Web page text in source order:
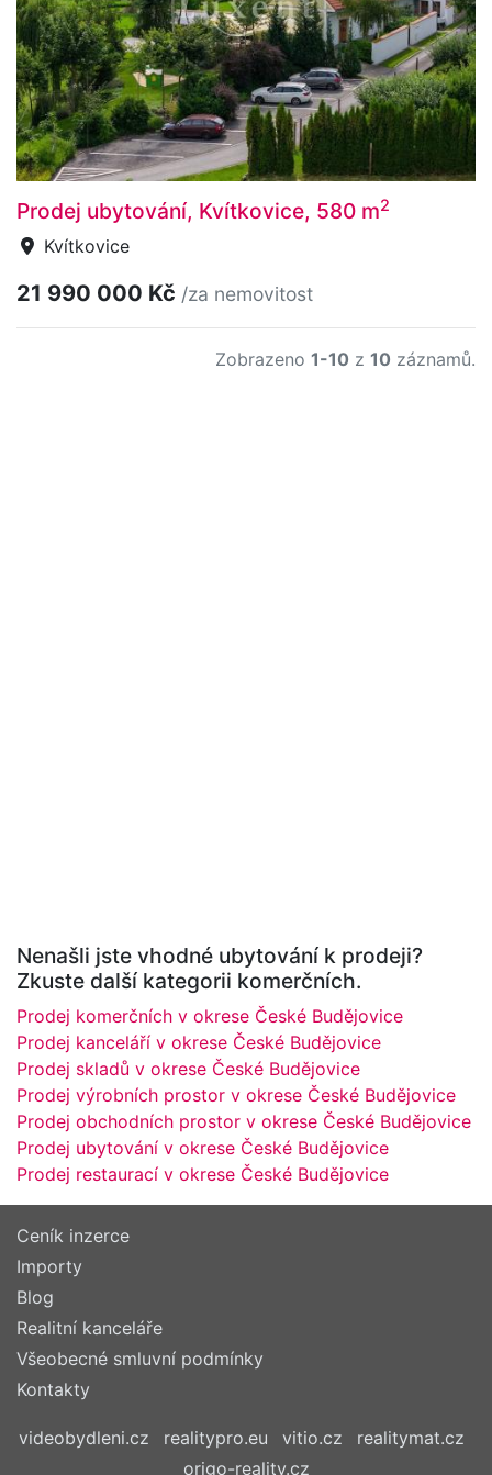
Prodej ubytování, Kvítkovice, 580 m2
Kvítkovice
21 990 000 Kč /za nemovitost
Zobrazeno 1-10 z 10 záznamů.
Nenašli jste vhodné ubytování k prodeji?
Zkuste další kategorii komerčních.
Prodej komerčních v okrese České Budějovice
Prodej kanceláří v okrese České Budějovice
Prodej skladů v okrese České Budějovice
Prodej výrobních prostor v okrese České Budějovice
Prodej obchodních prostor v okrese České Budějovice
Prodej ubytování v okrese České Budějovice
Prodej restaurací v okrese České Budějovice
Ceník inzerce
Importy
Blog
Realitní kanceláře
Všeobecné smluvní podmínky
Kontakty
videobydleni.cz realitypro.eu vitio.cz
realitymat.cz
origo-reality.cz